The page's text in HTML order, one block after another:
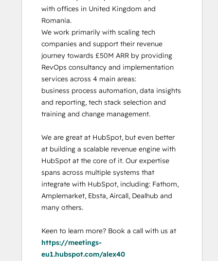
with offices in United Kingdom and
Romania.
We work primarily with scaling tech
companies and support their revenue
journey towards £50M ARR by providing
RevOps consultancy and implementation
services across 4 main areas:
business process automation, data insights
and reporting, tech stack selection and
training and change management.
We are great at HubSpot, but even better
at building a scalable revenue engine with
HubSpot at the core of it. Our expertise
spans across multiple systems that
integrate with HubSpot, including: Fathom,
Amplemarket, Ebsta, Aircall, Dealhub and
many others.
https://meetings-
eu1.hubspot.com/alex40